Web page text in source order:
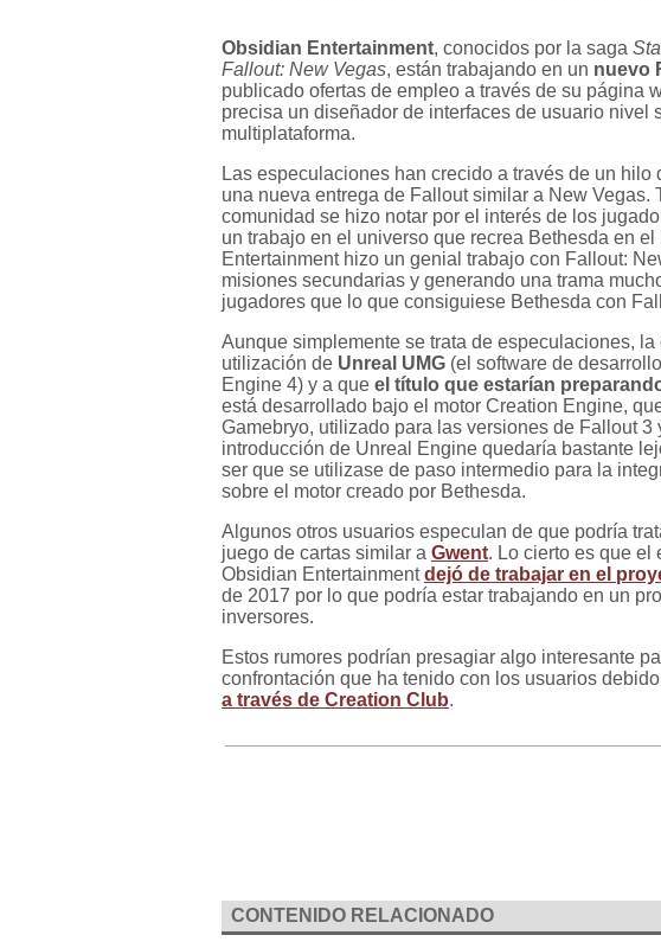
Obsidian Entertainment, conocidos por la saga
Fallout: New Vegas, están trabajando en un nuevo
publicado ofertas de empleo a través de su página
precisa un diseñador de interfaces de usuario nivel
multiplataforma.
Las especulaciones han crecido a través de un hilo
una nueva entrega de Fallout similar a New Vegas.
comunidad se hizo notar por el interés de los
un trabajo en el universo que recrea Bethesda en
Entertainment hizo un genial trabajo con Fallout:
misiones secundarias y generando una trama
jugadores que lo que consiguiese Bethesda con
Aunque simplemente se trata de especulaciones,
utilización de Unreal UMG (el software de
Engine 4) y a que el título que estarían
está desarrollado bajo el motor Creation Engine,
Gamebryo, utilizado para las versiones de Fallout
introducción de Unreal Engine quedaría bastante
ser que se utilizase de paso intermedio para la
sobre el motor creado por Bethesda.
Algunos otros usuarios especulan de que podría
juego de cartas similar a Gwent. Lo cierto es que
Obsidian Entertainmentdejó de trabajar en el
de 2017 por lo que podría estar trabajando en un
inversores.
Estos rumores podrían presagiar algo interesante
confrontación que ha tenido con los usuarios
a través de Creation Club.
CONTENIDO RELACIONADO